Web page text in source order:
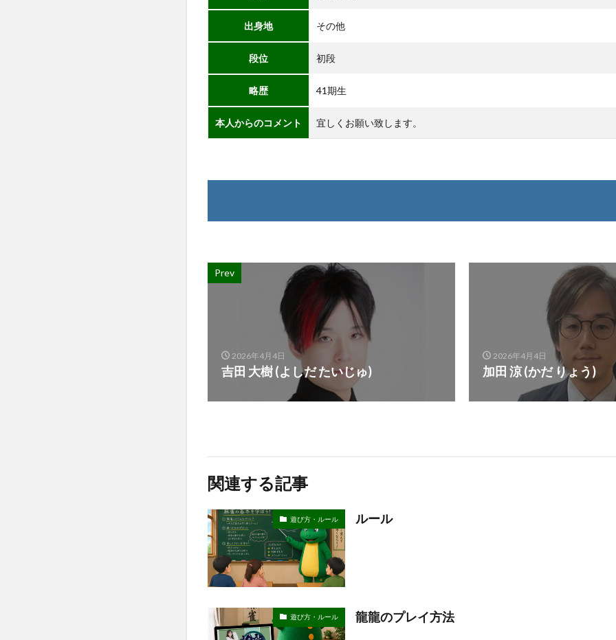
出身地 その他
段位 初段
略歴 41期生
本人からのコメント 宜しくお願い致します。
Prev
2026年4月4日
吉田 大樹 (よしだ たいじゅ)
2026年4月4日
加田 涼 (かだ りょう)
関連する記事
遊び方・ルール ルール
遊び方・ルール 龍龍のプレイ方法